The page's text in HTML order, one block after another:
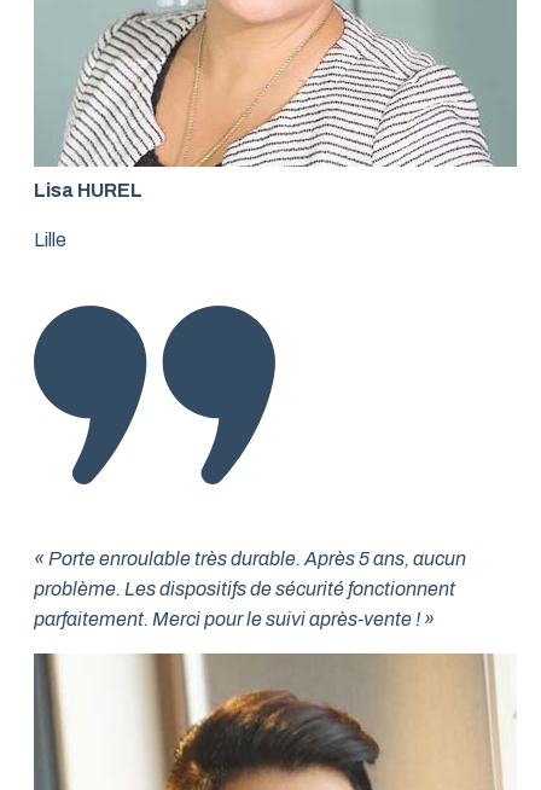
Lisa HUREL
Lille
« Porte enroulable très durable. Après 5 ans, aucun
problème. Les dispositifs de sécurité fonctionnent
parfaitement. Merci pour le suivi après-vente ! »